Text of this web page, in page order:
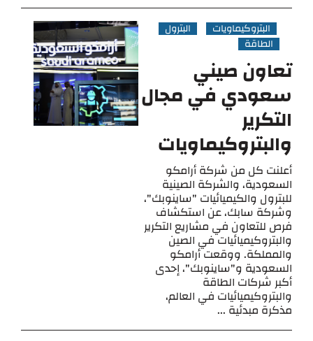
البتروكيماويات
البترول
الطاقة
تعاون صيني
سعودي في مجال
التكرير
والبتروكيماويات
أعلنت كل من شركة أرامكو
السعودية، والشركة الصينية
للبترول والكيميائيات "ساينوبك"،
وشركة سابك، عن استكشاف
فرص للتعاون في مشاريع التكرير
والبتروكيميائيات في الصين
والمملكة. ووقعت أرامكو
السعودية و"ساينوبك"، إحدى
أكبر شركات الطاقة
والبتروكيميائيات في العالم،
مذكرة مبدئية ...